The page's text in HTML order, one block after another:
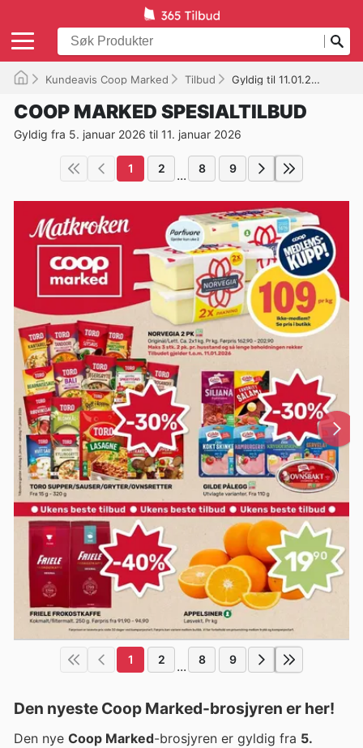
Kundeavis Coop Marked Tilbud Gyldig til 11.01.2026
COOP MARKED SPESIALTILBUD
Gyldig fra 5. januar 2026 til 11. januar 2026
1 2 ... 8 9
1 2 ... 8 9
Den nyeste Coop Marked-brosjyren er her!
Den nye Coop Marked-brosjyren er gyldig fra 5.